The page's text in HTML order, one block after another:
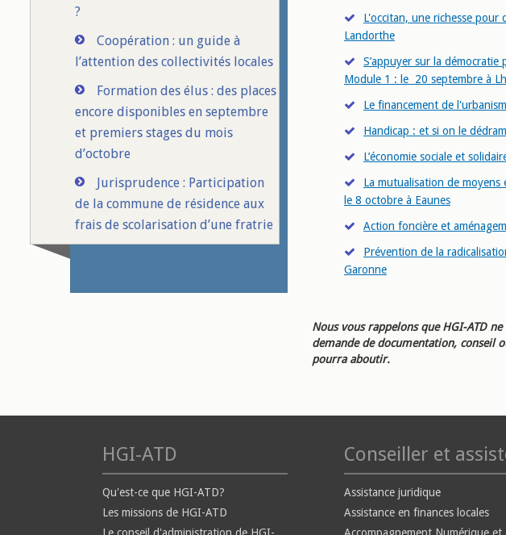
?
Coopération : un guide à
l’attention des collectivités locales
Formation des élus : des places
encore disponibles en septembre
et premiers stages du mois
d’octobre
Jurisprudence : Participation
de la commune de résidence aux
frais de scolarisation d’une fratrie
L'occitan, une richesse
Landorthe
S’appuyer sur la
Module 1 : le 20 septembre à
Le financement de
Handicap : et si on le
L’économie sociale et
La mutualisation de moyens
le 8 octobre à Eaunes
Action foncière et
Prévention de la
Garonne
Nous vous rappelons que HGI-ATD
demande de documentation, conseil
pourra aboutir.
HGI-ATD
Qu'est-ce que HGI-ATD?
Les missions de HGI-ATD
Conseiller et
Assistance juridique
Assistance en finances locales